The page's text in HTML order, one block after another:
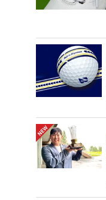
04年度生まれのプ
い。1つ上は竹田
代で、1つ下には
ろう。「うまい人
すかね、なんでだ
自分。あまりほか
の世代が花を咲か
フイルム・スタジ
ートーナメント（
「すごくいい流れ
くはないはずだ。